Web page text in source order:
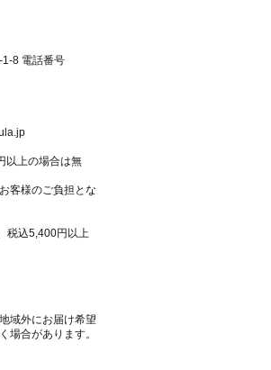
8 電話番号
以上の場合は無
客様のご負担とな
税込5,400円以上
域外にお届け希望
場合があります。